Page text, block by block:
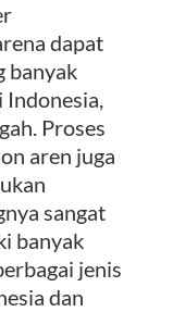
dapat
banyak
Proses
aren juga
sangat
banyak
jenis
dan